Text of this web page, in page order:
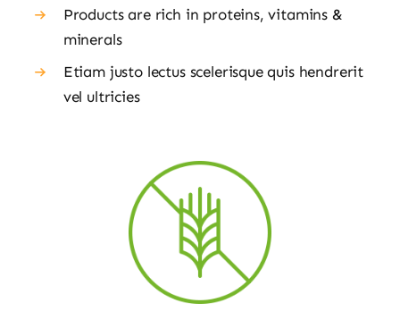
Products are rich in proteins, vitamins &
minerals
Etiam justo lectus scelerisque quis hendrerit
vel ultricies